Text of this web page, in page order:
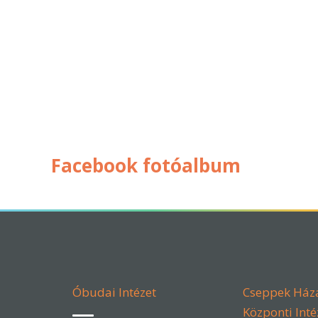
Facebook fotóalbum
Óbudai Intézet
Cseppek
Központi